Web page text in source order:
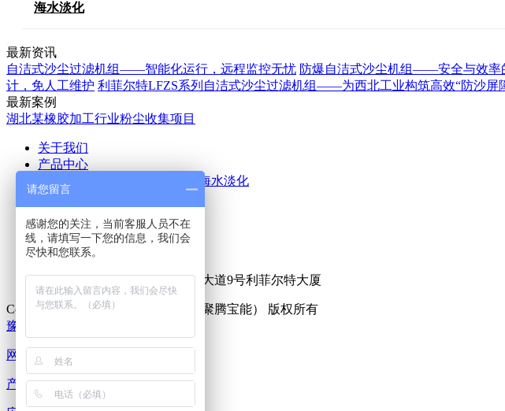
海水淡化
最新资讯
自洁式沙尘过滤机组——智能化运行，远程监控无忧 防爆自洁式沙尘机组——安全与效率
计，免人工维护 利菲尔特LFZS系列自洁式沙尘过滤机组——为西北工业构筑高效“防沙屏
最新案例
湖北某橡胶加工行业粉尘收集项目
关于我们
产品中心
空气除尘
海水淡化
应用案例
公司新闻 行业新闻
联系我们
公司地址：新乡市牧野区宏力大道9号利菲尔特大厦
Copyright © 2025 利菲尔特（商标：聚腾宝能） 版权所有
豫ICP备18000213号-15
网站首页
产品中心
请您留言
感谢您的关注，当前客服人员不在
线，请填写一下您的信息，我们会
尽快和您联系。